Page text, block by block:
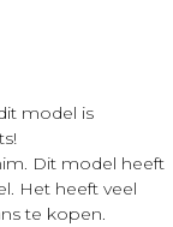
model is
Dit model heeft
Het heeft veel
te kopen.